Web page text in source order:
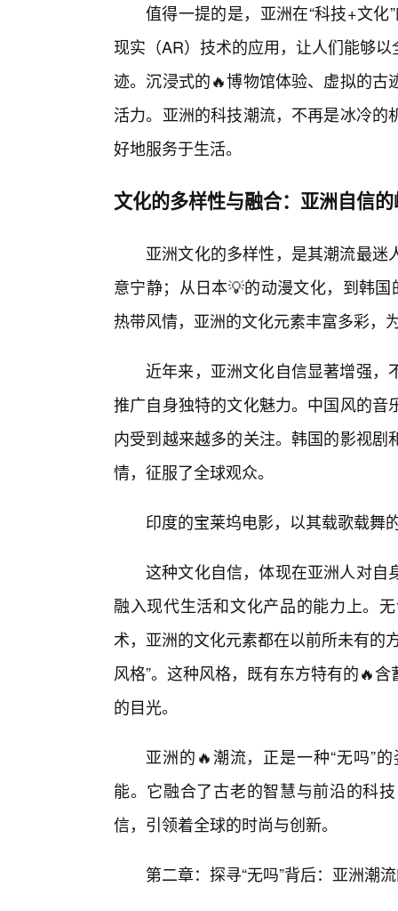
值得一提的是，亚洲在“科技+文
现实（AR）技术的应用，让人们能够
迹。沉浸式的🔥博物馆体验、虚拟的
活力。亚洲的科技潮流，不再是冰冷
好地服务于生活。
文化的多样性与融合：亚洲自信
亚洲文化的多样性，是其潮流最迷
意宁静；从日本💡的动漫文化，到韩
热带风情，亚洲的文化元素丰富多彩，
近年来，亚洲文化自信显著增强
推广自身独特的文化魅力。中国风的
内受到越来越多的关注。韩国的影视
情，征服了全球观众。
印度的宝莱坞电影，以其载歌载
这种文化自信，体现在亚洲人对自
融入现代生活和文化产品的能力上。
术，亚洲的文化元素都在以前所未有的
风格”。这种风格，既有东方特有的🔥
的目光。
亚洲的🔥潮流，正是一种“无吗”
能。它融合了古老的智慧与前沿的科
信，引领着全球的时尚与创新。
第二章：探寻“无吗”背后：亚洲潮